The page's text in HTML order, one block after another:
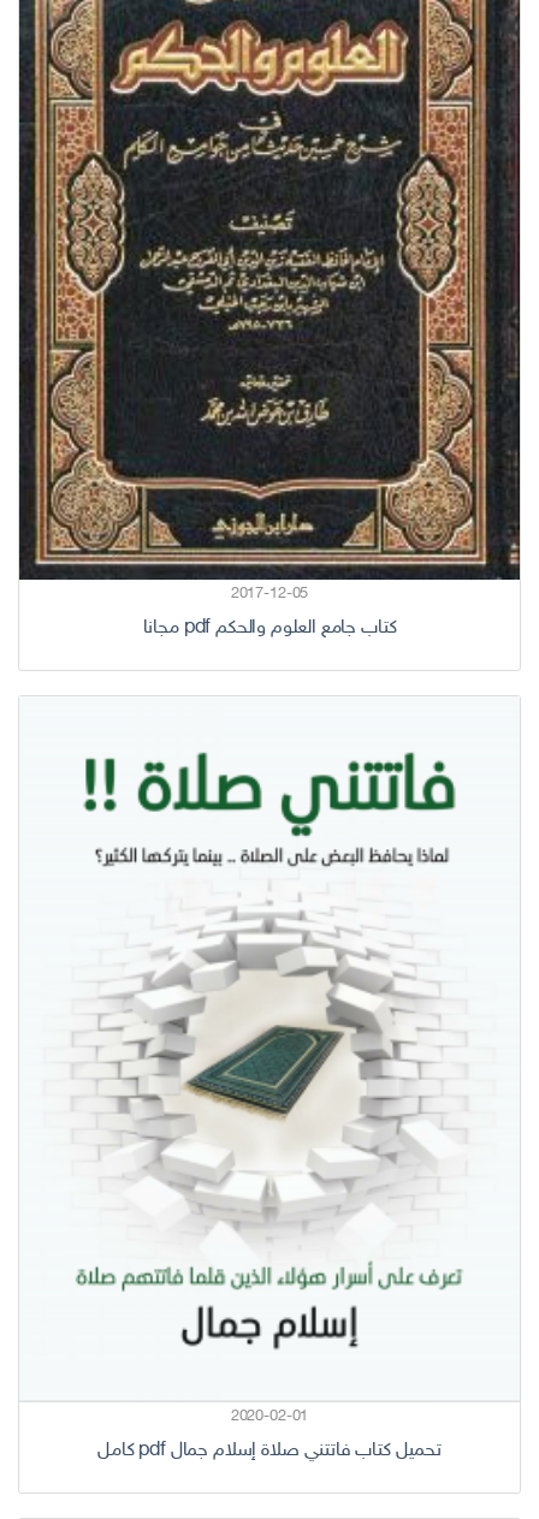
2017-12-05
كتاب جامع العلوم والحكم pdf مجانا
2020-02-01
تحميل كتاب فاتتني صلاة إسلام جمال pdf كامل